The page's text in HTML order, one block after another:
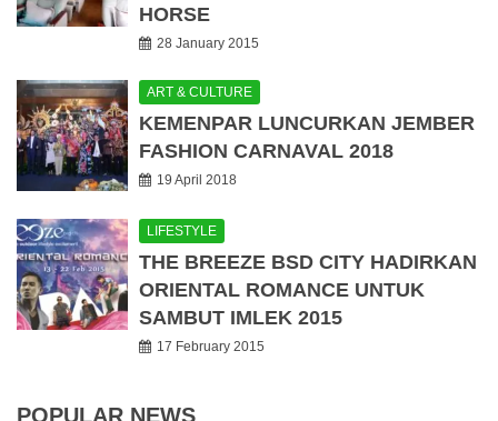
HORSE
28 January 2015
ART & CULTURE
KEMENPAR LUNCURKAN JEMBER
FASHION CARNAVAL 2018
19 April 2018
LIFESTYLE
THE BREEZE BSD CITY HADIRKAN
ORIENTAL ROMANCE UNTUK
SAMBUT IMLEK 2015
17 February 2015
POPULAR NEWS